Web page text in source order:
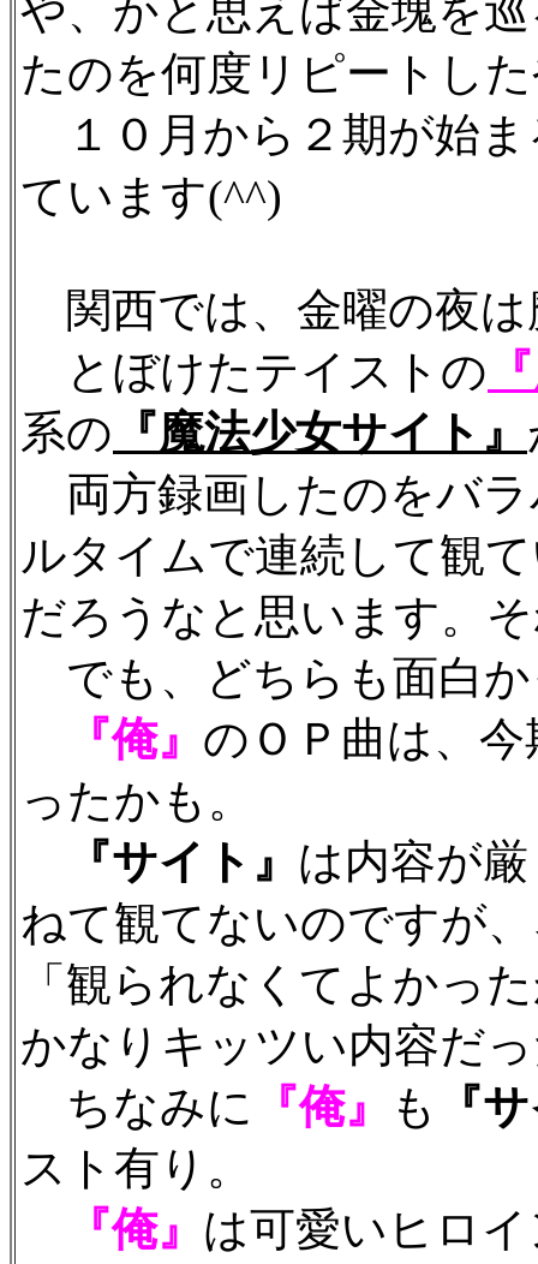
や、かと思えば金塊を
たのを何度リピートし
１０月から２期が始
ています(^^)
関西では、金曜の夜は
とぼけたテイストの
系の 『魔法少女サイト』
両方録画したのをバ
ルタイムで連続して観
だろうなと思います。
でも、どちらも面白
『俺』 のＯＰ曲は、
ったかも。
『サイト』 は内容が
ねて観てないのですが
「観られなくてよか
かなりキッツい内容だ
ちなみに 『俺』 も
『
スト有り。
『俺』 は可愛いヒロ